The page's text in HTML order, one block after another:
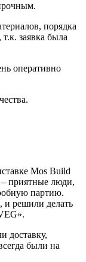
порядка
заявка была
оперативно
Mos Build
– приятные люди,
партию.
и решили делать
доставку,
были на